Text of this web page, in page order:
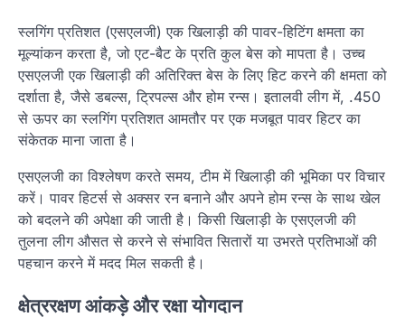
स्लगिंग प्रतिशत (एसएलजी) एक खिलाड़ी की पावर-हिटिंग क्षमता का
मूल्यांकन करता है, जो एट-बैट के प्रति कुल बेस को मापता है। उच्च
एसएलजी एक खिलाड़ी की अतिरिक्त बेस के लिए हिट करने की क्षमता को
दर्शाता है, जैसे डबल्स, ट्रिपल्स और होम रन्स। इतालवी लीग में, .450
से ऊपर का स्लगिंग प्रतिशत आमतौर पर एक मजबूत पावर हिटर का
संकेतक माना जाता है।
एसएलजी का विश्लेषण करते समय, टीम में खिलाड़ी की भूमिका पर विचार
करें। पावर हिटर्स से अक्सर रन बनाने और अपने होम रन्स के साथ खेल
को बदलने की अपेक्षा की जाती है। किसी खिलाड़ी के एसएलजी की
तुलना लीग औसत से करने से संभावित सितारों या उभरते प्रतिभाओं की
पहचान करने में मदद मिल सकती है।
क्षेत्ररक्षण आंकड़े और रक्षा योगदान